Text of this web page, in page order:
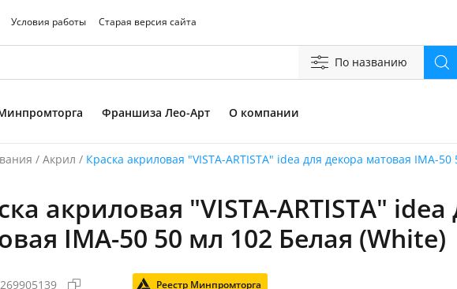
Условия работы Старая версия сайта
По названию
Франшиза Лео-Арт О компании
/ Акрил / Краска акриловая "VISTA-ARTISTA" idea для декора матовая IMA-
акриловая "VISTA-ARTISTA"
IMA-50 50 мл 102 Белая (White)
Реестр Минпромторга